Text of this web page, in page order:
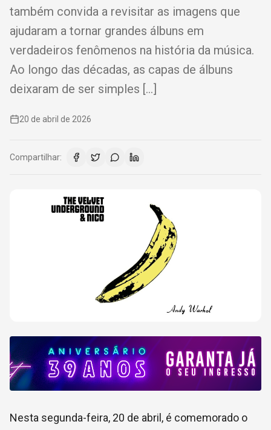
também convida a revisitar as imagens que
ajudaram a tornar grandes álbuns em
verdadeiros fenômenos na história da música.
Ao longo das décadas, as capas de álbuns
deixaram de ser simples […]
20 de abril de 2026
Compartilhar:
Nesta segunda-feira, 20 de abril, é comemorado o